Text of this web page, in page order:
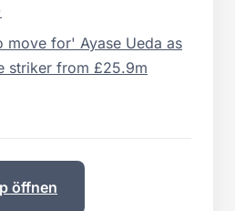
move for' Ayase Ueda as
striker from £25.9m
öffnen